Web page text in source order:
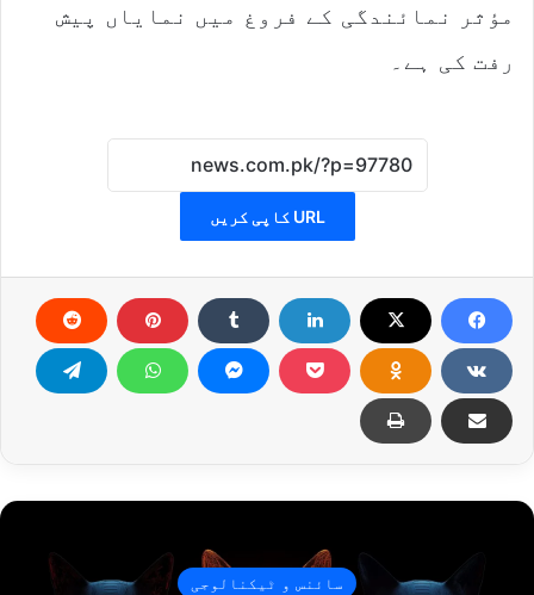
مؤثر نمائندگی کے فروغ میں نمایاں پیش
رفت کی ہے۔
URL کاپی کریں
سائنس و ٹیکنالوجی